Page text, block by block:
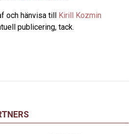
och hänvisa till Kirill Kozmin
publicering, tack.